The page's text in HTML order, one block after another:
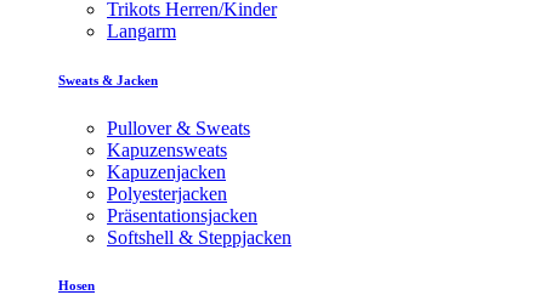
Trikots Herren/Kinder
Langarm
Sweats & Jacken
Pullover & Sweats
Kapuzensweats
Kapuzenjacken
Polyesterjacken
Präsentationsjacken
Softshell & Steppjacken
Hosen